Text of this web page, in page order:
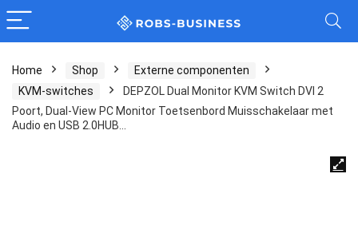
Home Shop
Externe componenten
KVM-switches
DEPZOL Dual Monitor KVM Switch DVI 2
Poort, Dual-View PC Monitor Toetsenbord Muisschakelaar met
Audio en USB 2.0HUB…